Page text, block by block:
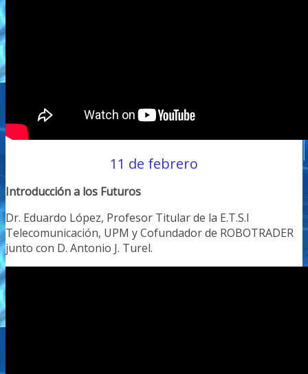
11 de febrero
Introducción a los Futuros
Dr. Eduardo López, Profesor Titular de la E.T.S.I
Telecomunicación, UPM y Cofundador de ROBOTRADER
junto con D. Antonio J. Turel.